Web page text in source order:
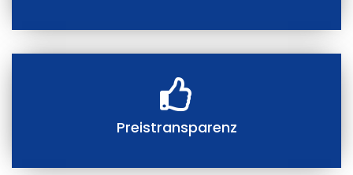
Preistransparenz